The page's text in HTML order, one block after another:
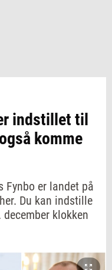
indstillet til
komme
er landet på
Du kan indstille
klokken